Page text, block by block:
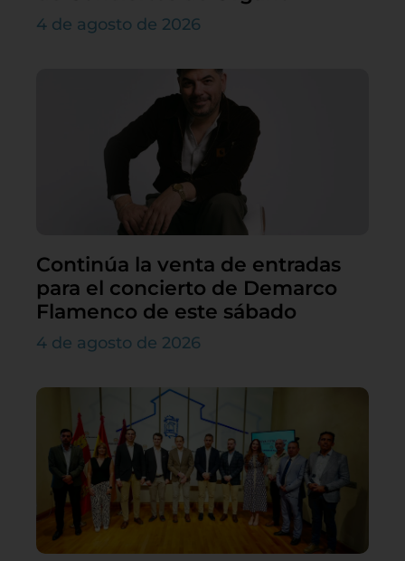
4 de agosto de 2026
Continúa la venta de entradas
para el concierto de Demarco
Flamenco de este sábado
4 de agosto de 2026